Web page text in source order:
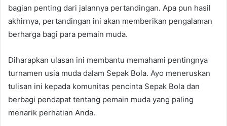
bagian penting dari jalannya pertandingan. Apa pun hasil
akhirnya, pertandingan ini akan memberikan pengalaman
berharga bagi para pemain muda.
Diharapkan ulasan ini membantu memahami pentingnya
turnamen usia muda dalam Sepak Bola. Ayo meneruskan
tulisan ini kepada komunitas pencinta Sepak Bola dan
berbagi pendapat tentang pemain muda yang paling
menarik perhatian Anda.